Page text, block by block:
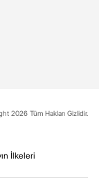
2026 Tüm Hakları Gizlidir.
İlkeleri